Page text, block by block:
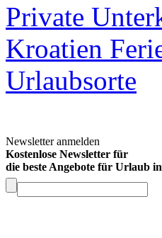
Private
Kroatien
Urlaubsorte
Newsletter anmelden
Kostenlose Newsletter für
die beste Angebote für Urlaub